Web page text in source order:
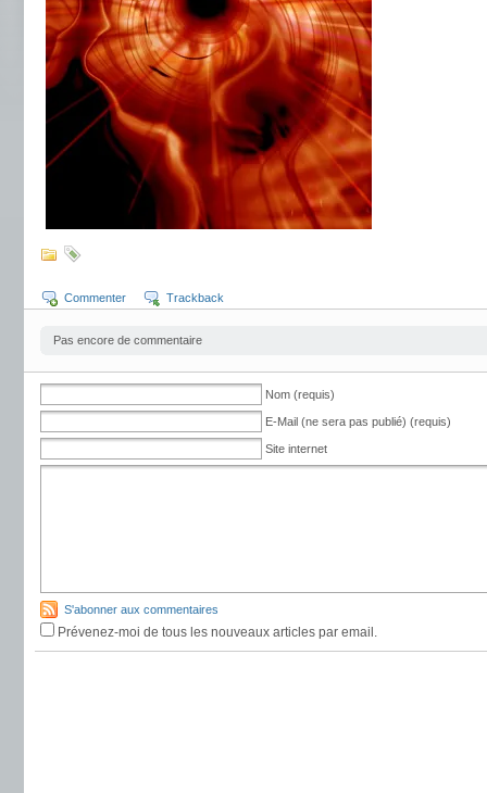
Commenter Trackback
Pas encore de commentaire
Nom (requis)
E-Mail (ne sera pas publié) (requis)
Site internet
S'abonner aux commentaires
Prévenez-moi de tous les nouveaux articles par email.